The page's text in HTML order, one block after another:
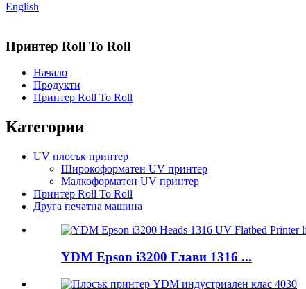
English
Принтер Roll To Roll
Начало
Продукти
Принтер Roll To Roll
Категории
UV плосък принтер
Широкоформатен UV принтер
Малкоформатен UV принтер
Принтер Roll To Roll
Друга печатна машина
YDM Epson i3200 Глави 1316 ...